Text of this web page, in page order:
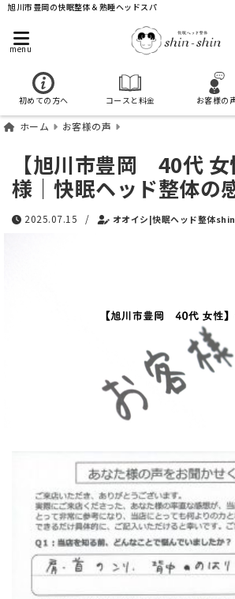
旭川市豊岡の快眠整体＆熟睡ヘッドスパ
menu
初めての方へ コースと料金 お客様の
ホーム お客様の声
【旭川市豊岡 40代
様｜快眠ヘッド整体の
2025.07.15 / オオイシ|快眠ヘッド整体